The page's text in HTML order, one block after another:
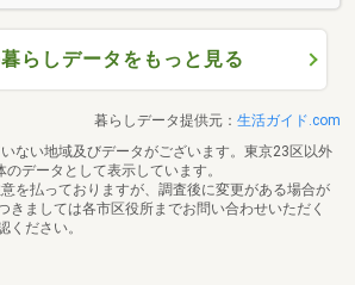
らしデータをもっと見る
暮らしデータ提供元： 生活ガイド.com
ない地域及びデータがございます。東京23区以外
データとして表示しています。
を払っておりますが、調査後に変更がある場合が
きましては各市区役所までお問い合わせいただく
ください。